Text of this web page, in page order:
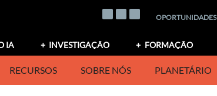
OPORTUNIDADES
IA INVESTIGAÇÃO FORMAÇÃO
RECURSOS SOBRE NÓS PLANETÁRIO